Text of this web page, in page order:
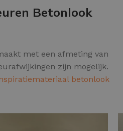
Betonlook
met een afmeting van
zijn mogelijk.
betonlook